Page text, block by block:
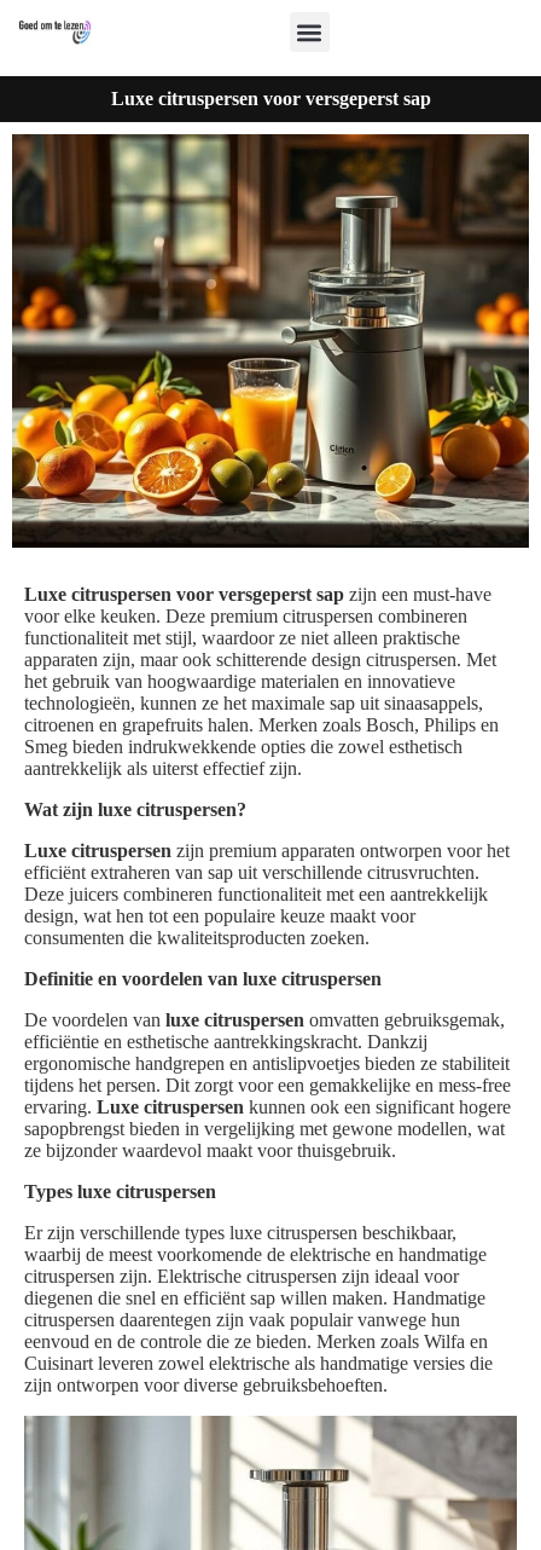
Luxe citruspersen voor versgeperst sap
Luxe citruspersen voor versgeperst sap zijn een must-have
voor elke keuken. Deze premium citruspersen combineren
functionaliteit met stijl, waardoor ze niet alleen praktische
apparaten zijn, maar ook schitterende design citruspersen. Met
het gebruik van hoogwaardige materialen en innovatieve
technologieën, kunnen ze het maximale sap uit sinaasappels,
citroenen en grapefruits halen. Merken zoals Bosch, Philips en
Smeg bieden indrukwekkende opties die zowel esthetisch
aantrekkelijk als uiterst effectief zijn.
Wat zijn luxe citruspersen?
Luxe citruspersen zijn premium apparaten ontworpen voor het
efficiënt extraheren van sap uit verschillende citrusvruchten.
Deze juicers combineren functionaliteit met een aantrekkelijk
design, wat hen tot een populaire keuze maakt voor
consumenten die kwaliteitsproducten zoeken.
Definitie en voordelen van luxe citruspersen
De voordelen van luxe citruspersen omvatten gebruiksgemak,
efficiëntie en esthetische aantrekkingskracht. Dankzij
ergonomische handgrepen en antislipvoetjes bieden ze stabiliteit
tijdens het persen. Dit zorgt voor een gemakkelijke en mess-free
ervaring. Luxe citruspersen kunnen ook een significant hogere
sapopbrengst bieden in vergelijking met gewone modellen, wat
ze bijzonder waardevol maakt voor thuisgebruik.
Types luxe citruspersen
Er zijn verschillende types luxe citruspersen beschikbaar,
waarbij de meest voorkomende de elektrische en handmatige
citruspersen zijn. Elektrische citruspersen zijn ideaal voor
diegenen die snel en efficiënt sap willen maken. Handmatige
citruspersen daarentegen zijn vaak populair vanwege hun
eenvoud en de controle die ze bieden. Merken zoals Wilfa en
Cuisinart leveren zowel elektrische als handmatige versies die
zijn ontworpen voor diverse gebruiksbehoeften.